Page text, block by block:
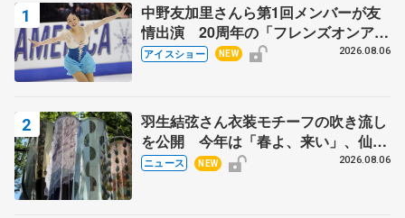
中野友加里さんら第1回メンバーが友
情出演 20周年の「フレンズオンアイ
ス」 宮本賢二さん、有川梨絵さん、
アイスショー NEW 2026.08.06
羽生結弦さん衣装モチーフの吹き流し
を公開 今年は「春よ、来い」、仙台
の瑞鳳殿
ニュース NEW 2026.08.06